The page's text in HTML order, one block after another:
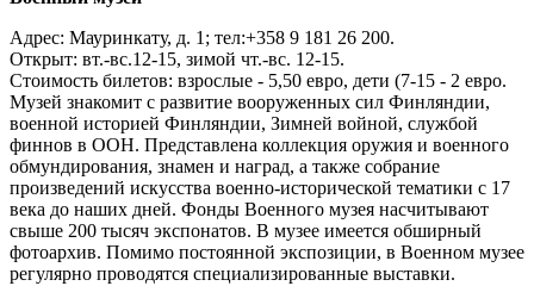
Адрес: Мауринкату, д. 1; тел:+358 9 181 26 200.
Открыт: вт.-вс.12-15, зимой чт.-вс. 12-15.
Стоимость билетов: взрослые - 5,50 евро, дети (7-15 - 2 евро.
Музей знакомит с развитие вооруженных сил Финляндии,
военной историей Финляндии, Зимней войной, службой
финнов в ООН. Представлена коллекция оружия и военного
обмундирования, знамен и наград, а также собрание
произведений искусства военно-исторической тематики с 17
века до наших дней. Фонды Военного музея насчитывают
свыше 200 тысяч экспонатов. В музее имеется обширный
фотоархив. Помимо постоянной экспозиции, в Военном музее
регулярно проводятся специализированные выставки.